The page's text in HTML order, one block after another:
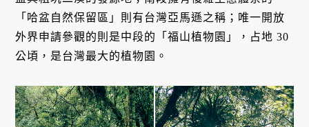
「哈盆自然保留區」則有台灣亞馬遜之稱；唯一開放
外界申請參觀的則是中段的「福山植物園」，占地 30
公頃，是台灣最大的植物園。